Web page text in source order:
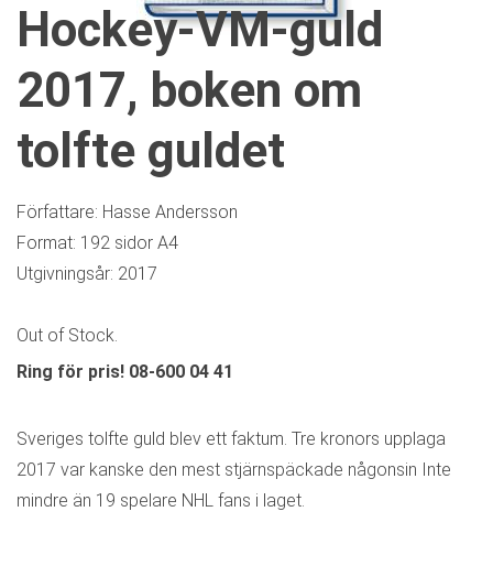
Hockey-VM-guld
2017, boken om
tolfte guldet
Författare: Hasse Andersson
Format: 192 sidor A4
Utgivningsår: 2017
Out of Stock.
Ring för pris! 08-600 04 41
Sveriges tolfte guld blev ett faktum. Tre kronors upplaga
2017 var kanske den mest stjärnspäckade någonsin Inte
mindre än 19 spelare NHL fans i laget.